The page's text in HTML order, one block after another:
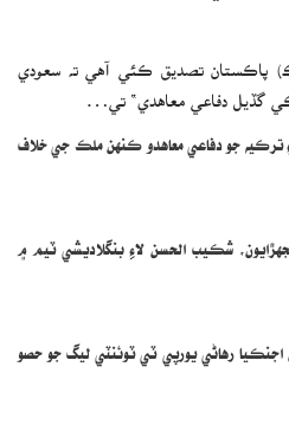
پاڪستان تصديق ڪئي آهي ته سعودي
گڏيل دفاعي معاهدي“ تي…
ترڪيه جو دفاعي معاهدو ڪنهن ملڪ جي خلاف
شڪيب الحسن لاءِ بنگلاديشي ٽيم ۾
اجنڪيا رهاڻي يورپي ٽي ٽوئنٽي ليگ جو حصو